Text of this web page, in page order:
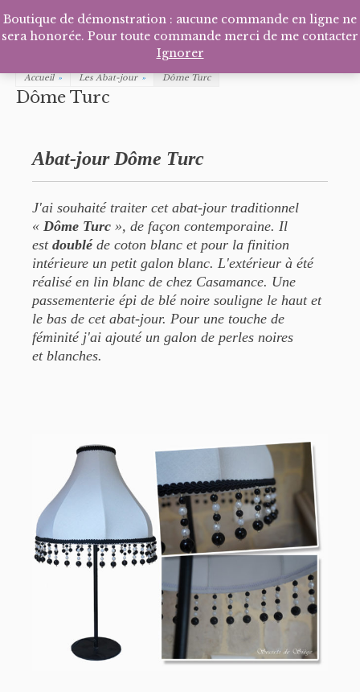
Facebook
Pinterest
Tél
Accueil » Les Abat-jour » Dôme Turc
Dôme Turc
Abat-jour Dôme Turc
J'ai souhaité traiter cet abat-jour traditionnel
« Dôme Turc », de façon contemporaine. Il
est doubléde coton blanc et pour la finition
intérieure un petit galon blanc. L'extérieur à été
réalisé en lin blanc de chez Casamance. Une
passementerie épi de blé noire souligne le haut et
le bas de cet abat-jour. Pour une touche de
féminité j'ai ajouté un galon de perles noires
et blanches.
Boutique de démonstration : aucune commande en ligne ne
sera honorée. Pour toute commande merci de me contacter
Ignorer